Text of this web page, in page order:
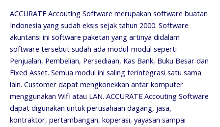
ACCURATE Accouting Software merupakan software buatan
Indonesia yang sudah eksis sejak tahun 2000. Software
akuntansi ini software paketan yang artinya didalam
software tersebut sudah ada modul-modul seperti
Penjualan, Pembelian, Persediaan, Kas Bank, Buku Besar dan
Fixed Asset. Semua modul ini saling terintegrasi satu sama
lain. Customer dapat mengkonekkan antar komputer
menggunakan Wifi atau LAN. ACCURATE Accouting Software
dapat digunakan untuk perusahaan dagang, jasa,
kontraktor, pertambangan, koperasi, yayasan sampai